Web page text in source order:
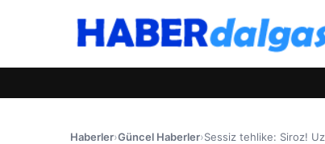
Haberler›Güncel Haberler›Sessiz tehlike: Siroz!